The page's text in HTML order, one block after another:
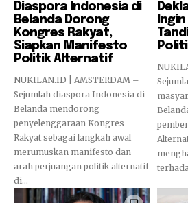
Diaspora Indonesia di
Belanda Dorong
Kongres Rakyat,
Siapkan Manifesto
Politik Alternatif
NUKILAN.ID | AMSTERDAM –
Sejumlah diaspora Indonesia di
Belanda mendorong
penyelenggaraan Kongres
Rakyat sebagai langkah awal
merumuskan manifesto dan
arah perjuangan politik alternatif
di...